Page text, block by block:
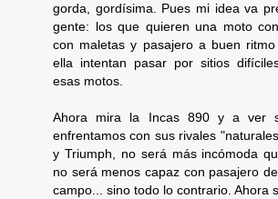
gorda, gordísima. Pues mi idea va
gente: los que quieren una moto
con maletas y pasajero a buen
ella intentan pasar por sitios
esas motos.
Ahora mira la Incas 890 y a ver
enfrentamos con sus rivales
y Triumph, no será más incómoda
no será menos capaz con pasajero
campo... sino todo lo contrario. Ahora